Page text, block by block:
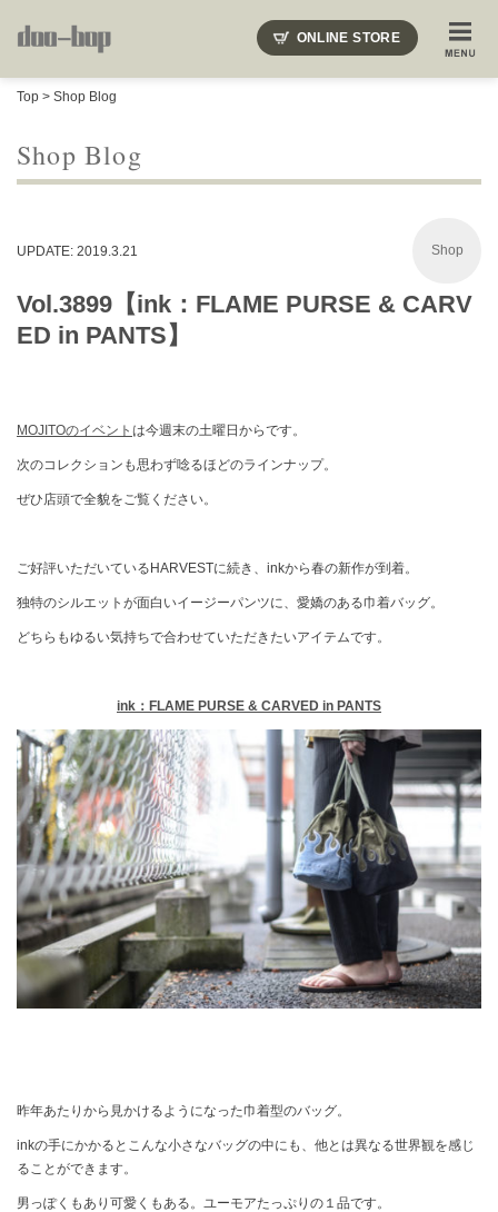
ONLINE STORE
Top > Shop Blog
Shop Blog
UPDATE: 2019.3.21 Shop
Vol.3899【ink：FLAME PURSE & CARV
ED in PANTS】
MOJITOのイベント は今週末の土曜日からです。
次のコレクションも思わず唸るほどのラインナップ。
ぜひ店頭で全貌をご覧ください。
ご好評いただいているHARVESTに続き、inkから春の新作が到着。
独特のシルエットが面白いイージーパンツに、愛嬌のある巾着バッグ。
どちらもゆるい気持ちで合わせていただきたいアイテムです。
ink：FLAME PURSE & CARVED in PANTS
昨年あたりから見かけるようになった巾着型のバッグ。
inkの手にかかるとこんな小さなバッグの中にも、他とは異なる世界観を感じ
ることができます。
男っぽくもあり可愛くもある。ユーモアたっぷりの１品です。